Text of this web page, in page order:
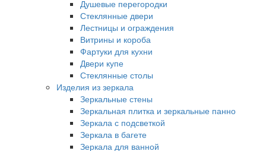
Душевые перегородки
Стеклянные двери
Лестницы и ограждения
Витрины и короба
Фартуки для кухни
Двери купе
Стеклянные столы
Изделия из зеркала
Зеркальные стены
Зеркальная плитка и зеркальные панно
Зеркала с подсветкой
Зеркала в багете
Зеркала для ванной